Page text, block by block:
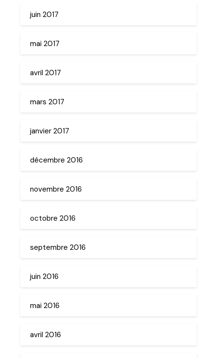
juin 2017
mai 2017
avril 2017
mars 2017
janvier 2017
décembre 2016
novembre 2016
octobre 2016
septembre 2016
juin 2016
mai 2016
avril 2016